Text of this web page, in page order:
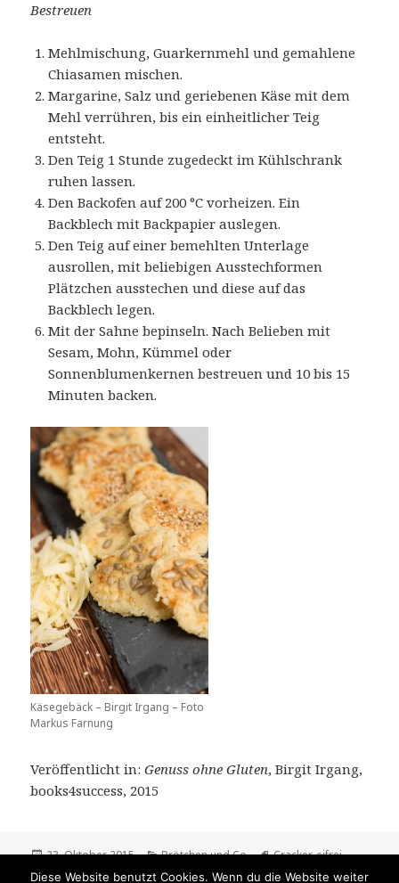
Bestreuen
Mehlmischung, Guarkernmehl und gemahlene
Chiasamen mischen.
Margarine, Salz und geriebenen Käse mit dem
Mehl verrühren, bis ein einheitlicher Teig
entsteht.
Den Teig 1 Stunde zugedeckt im Kühlschrank
ruhen lassen.
Den Backofen auf 200 °C vorheizen. Ein
Backblech mit Backpapier auslegen.
Den Teig auf einer bemehlten Unterlage
ausrollen, mit beliebigen Ausstechformen
Plätzchen ausstechen und diese auf das
Backblech legen.
Mit der Sahne bepinseln. Nach Belieben mit
Sesam, Mohn, Kümmel oder
Sonnenblumenkernen bestreuen und 10 bis 15
Minuten backen.
Käsegebäck – Birgit Irgang – Foto
Markus Farnung
Veröffentlicht in:Genuss ohne Gluten, Birgit Irgang,
books4success, 2015
Veröffentlicht
23. Oktober 2015 Kategorien
Brötchen und Co Schlagwörter
Cracker,eifrei,
Gebäck,glutenfrei, Käse, Knabbergebäck, knabbern, laktosefrei,
Diese Website benutzt Cookies. Wenn du die Website weiter